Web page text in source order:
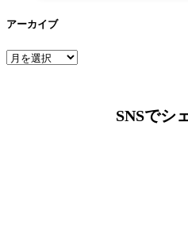
アーカイブ
ア
SNSでシ